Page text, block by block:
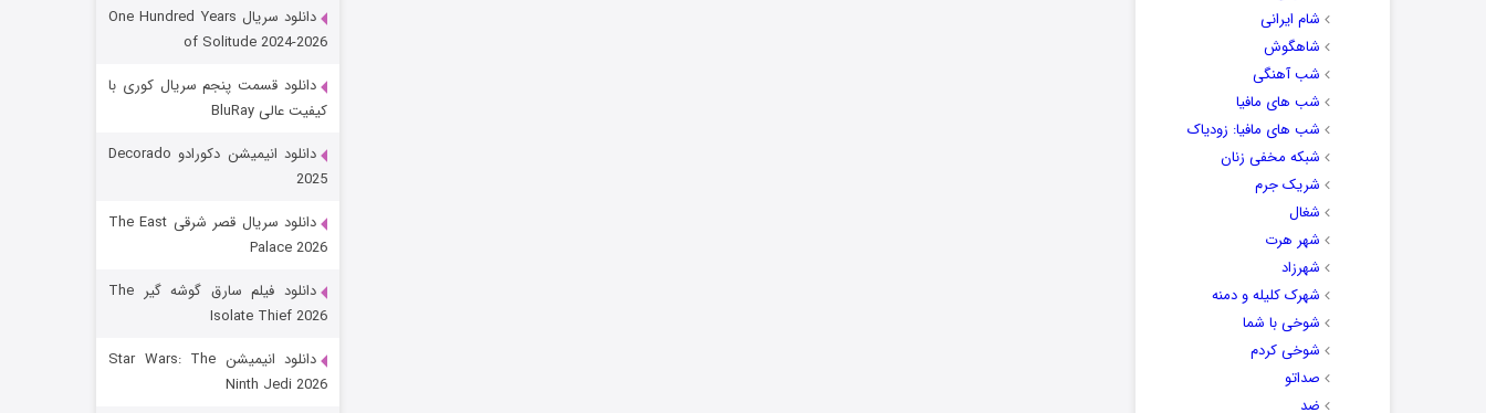
شام ایرانی
شاهگوش
شب آهنگی
شب های مافیا
شب های مافیا: زودیاک
شبکه مخفی زنان
شریک جرم
شغال
شهر هرت
شهرزاد
شهرک کلیله و دمنه
شوخی با شما
شوخی کردم
صداتو
ضد
رویایی برای تو
قسمت
دانلود سریال One Hundred Years
of Solitude 2024-2026
دانلود قسمت پنجم سریال کوری با
کیفیت عالی BluRay
دانلود انیمیشن دکورادو Decorado
2025
دانلود سریال قصر شرقی The East
Palace 2026
دانلود فیلم سارق گوشه گیر The
Isolate Thief 2026
دانلود انیمیشن Star Wars: The
Ninth Jedi 2026